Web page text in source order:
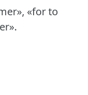
«for to